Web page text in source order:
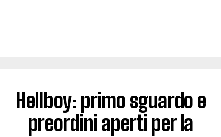
Hellboy: primo sguardo e
preordini aperti per la